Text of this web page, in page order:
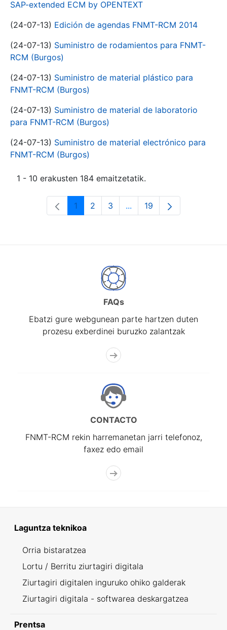
SAP-extended ECM by OPENTEXT
(24-07-13) Edición de agendas FNMT-RCM 2014
(24-07-13) Suministro de rodamientos para FNMT-
RCM (Burgos)
(24-07-13) Suministro de material plástico para
FNMT-RCM (Burgos)
(24-07-13) Suministro de material de laboratorio
para FNMT-RCM (Burgos)
(24-07-13) Suministro de material electrónico para
FNMT-RCM (Burgos)
1 - 10 erakusten 184 emaitzetatik.
Orrialdea
1 Orrialdea
2 Orrialdea
3 ...Intermediate Pages Use
Orrialdea
19
FAQs
Ebatzi gure webgunean parte hartzen duten
prozesu exberdinei buruzko zalantzak
CONTACTO
FNMT-RCM rekin harremanetan jarri telefonoz,
faxez edo email
Laguntza teknikoa
Orria bistaratzea
Lortu / Berritu ziurtagiri digitala
Ziurtagiri digitalen inguruko ohiko galderak
Ziurtagiri digitala - softwarea deskargatzea
Prentsa